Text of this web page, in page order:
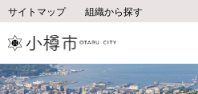
サイトマップ 組織から探す